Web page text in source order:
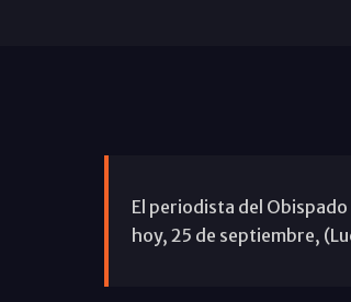
El periodista del
hoy, 25 de septiembre,